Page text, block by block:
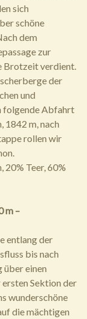
sich
schöne
dem
zur
Brotzeit verdient.
der
und
folgende Abfahrt
1842 m, nach
rollen wir
20% Teer, 60%
m –
entlang der
bis nach
über einen
Sektion der
wunderschöne
die mächtigen